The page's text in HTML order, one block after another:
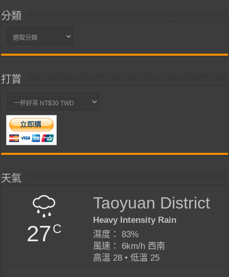
分類
分
打賞
天氣
27C
Taoyuan District
Heavy Intensity Rain
濕度： 83%
風速： 6km/h 西南
高溫 28 • 低溫 25